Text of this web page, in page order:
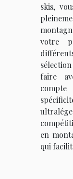
skis,
votre
faire
en
qui